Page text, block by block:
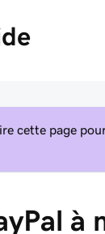
cette page
à